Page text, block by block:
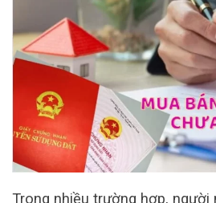
Trong nhiều trường hợp, người